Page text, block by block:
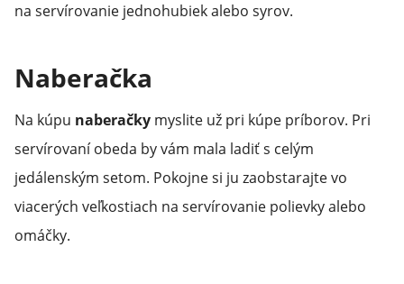
na servírovanie jednohubiek alebo syrov.
Naberačka
Na kúpu naberačky myslite už pri kúpe príborov. Pri
servírovaní obeda by vám mala ladiť s celým
jedálenským setom. Pokojne si ju zaobstarajte vo
viacerých veľkostiach na servírovanie polievky alebo
omáčky.